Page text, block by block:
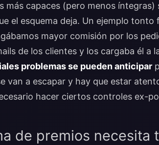
más capaces (pero menos
el esquema deja. Un ejemplo
mayor comisión por los
de los clientes y los cargaba él a
problemas se pueden anticipar
van a escapar y hay que estar
hacer ciertos controles ex-
de premios necesita